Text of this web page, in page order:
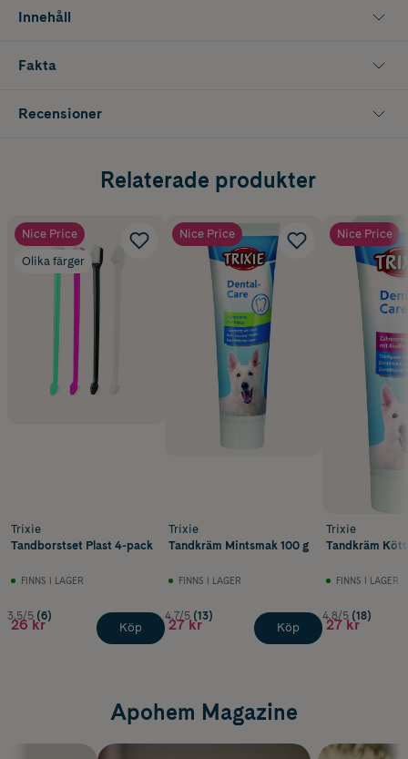
Innehåll
Fakta
Recensioner
Relaterade produkter
Nice Price
Olika färger
Trixie
Tandborstset Plast 4-pack
FINNS I LAGER
3.5/5 (6)
26 kr Köp
Nice Price
Trixie
Tandkräm Mintsmak 100 g
FINNS I LAGER
4.7/5 (13)
27 kr Köp
Nice Price
Trixie
Tandkräm
FINNS I LAGER
4.8/5 (18)
27 kr
Apohem Magazine